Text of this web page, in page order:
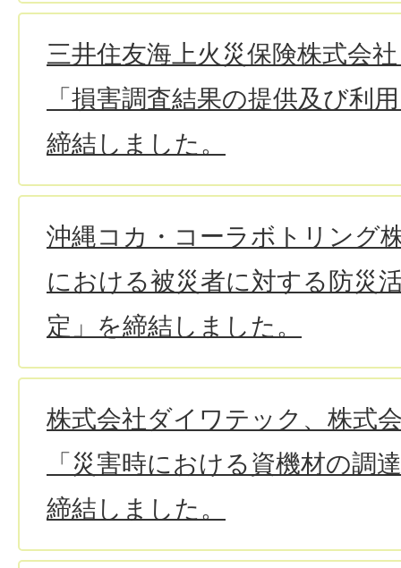
三井住友海上火災保険株式会
「損害調査結果の提供及び利
締結しました。
沖縄コカ・コーラボトリング
における被災者に対する防災
定」を締結しました。
株式会社ダイワテック、株式
「災害時における資機材の調
締結しました。